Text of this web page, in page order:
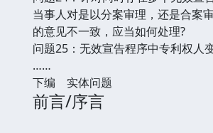
当事人对是以分案审理，还是合案
的意见不一致，应当如何处理?
问题25：无效宣告程序中专利权人
……
下编 实体问题
前言/序言